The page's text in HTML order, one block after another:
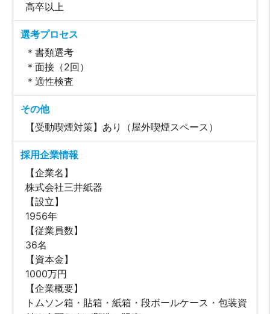
高卒以上
選考プロセス
＊書類選考
＊面接（2回）
＊適性検査
その他
【受動喫煙対策】あり（屋外喫煙スペース）
採用企業情報
【企業名】
株式会社三井紙器
【設立】
1956年
【従業員数】
36名
【資本金】
1000万円
【企業概要】
トムソン箱・貼箱・紙箱・段ボールケース・包装資